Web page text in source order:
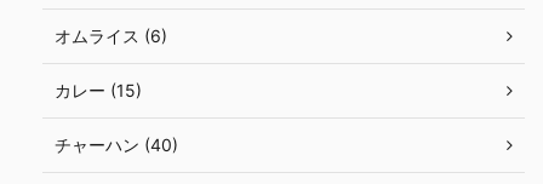
オムライス (6)
カレー (15)
チャーハン (40)